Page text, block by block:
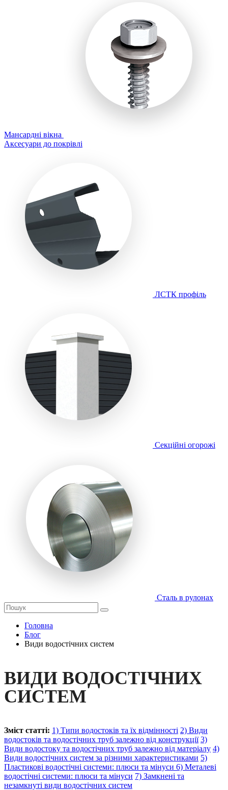
Мансардні вікна
Аксесуари до покрівлі
ЛСТК профіль
Секційні огорожі
Сталь в рулонах
Головна
Блог
Види водостічних систем
ВИДИ ВОДОСТІЧНИХ
СИСТЕМ
Зміст статті: 1) Типи водостоків та їх відмінності 2) Види
водостоків та водостічних труб залежно від конструкції 3)
Види водостоку та водостічних труб залежно від матеріалу 4)
Види водостічних систем за різними характеристиками 5)
Пластикові водостічні системи: плюси та мінуси 6) Металеві
водостічні системи: плюси та мінуси 7) Замкнені та
незамкнуті види водостічних систем